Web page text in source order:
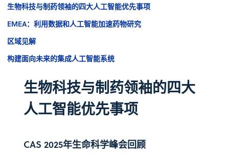
生物科技与制药领袖的四大人工智能优先事项
EMEA：利用数据和人工智能加速药物研究
区域见解
构建面向未来的集成人工智能系统
生物科技与制药领袖的四大
人工智能优先事项
CAS 2025年生命科学峰会回顾